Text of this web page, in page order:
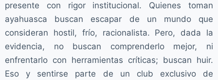
presente con rigor institucional. Quienes toman
ayahuasca buscan escapar de un mundo que
consideran hostil, frío, racionalista. Pero, dada la
evidencia, no buscan comprenderlo mejor, ni
enfrentarlo con herramientas críticas; buscan huir.
Eso y sentirse parte de un club exclusivo de